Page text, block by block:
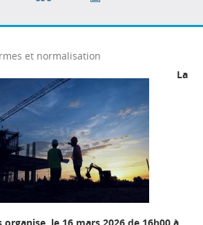
et normalisation
La